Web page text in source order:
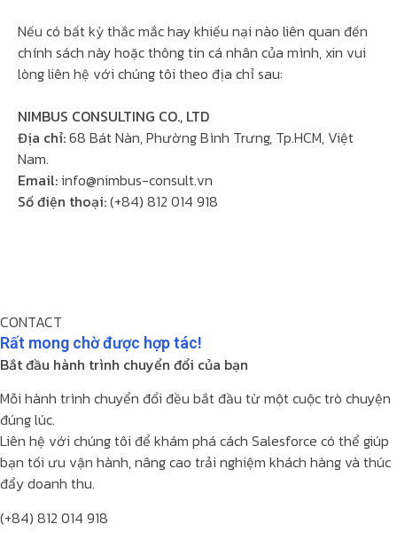
Nếu có bất kỳ thắc mắc hay khiếu nại nào liên quan đến
chính sách này hoặc thông tin cá nhân của mình, xin vui
lòng liên hệ với chúng tôi theo địa chỉ sau:
NIMBUS CONSULTING CO., LTD
Địa chỉ:68 Bát Nàn, Phường Bình Trưng, Tp.HCM, Việt
Nam.
Email:info@nimbus-consult.vn
Số điện thoại:(+84) 812 014 918
CONTACT
Rất mong chờ được hợp tác!
Bắt đầu hành trình chuyển đổi của bạn
Mỗi hành trình chuyển đổi đều bắt đầu từ một cuộc trò chuyện
đúng lúc.
Liên hệ với chúng tôi để khám phá cách Salesforce có thể giúp
bạn tối ưu vận hành, nâng cao trải nghiệm khách hàng và thúc
đẩy doanh thu.
(+84) 812 014 918